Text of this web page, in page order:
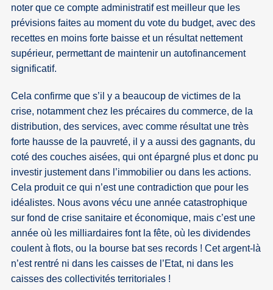
noter que ce compte administratif est meilleur que les
prévisions faites au moment du vote du budget, avec des
recettes en moins forte baisse et un résultat nettement
supérieur, permettant de maintenir un autofinancement
significatif.
Cela confirme que s’il y a beaucoup de victimes de la
crise, notamment chez les précaires du commerce, de la
distribution, des services, avec comme résultat une très
forte hausse de la pauvreté, il y a aussi des gagnants, du
coté des couches aisées, qui ont épargné plus et donc pu
investir justement dans l’immobilier ou dans les actions.
Cela produit ce qui n’est une contradiction que pour les
idéalistes. Nous avons vécu une année catastrophique
sur fond de crise sanitaire et économique, mais c’est une
année où les milliardaires font la fête, où les dividendes
coulent à flots, ou la bourse bat ses records ! Cet argent-là
n’est rentré ni dans les caisses de l’Etat, ni dans les
caisses des collectivités territoriales !